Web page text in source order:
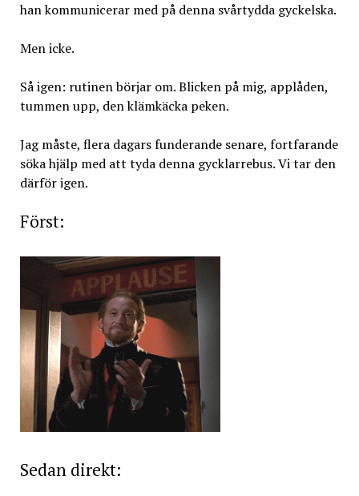
han kommunicerar med på denna svårtydda gyckelska.
Men icke.
Så igen: rutinen börjar om. Blicken på mig, applåden,
tummen upp, den klämkäcka peken.
Jag måste, flera dagars funderande senare, fortfarande
söka hjälp med att tyda denna gycklarrebus. Vi tar den
därför igen.
Först:
Sedan direkt: